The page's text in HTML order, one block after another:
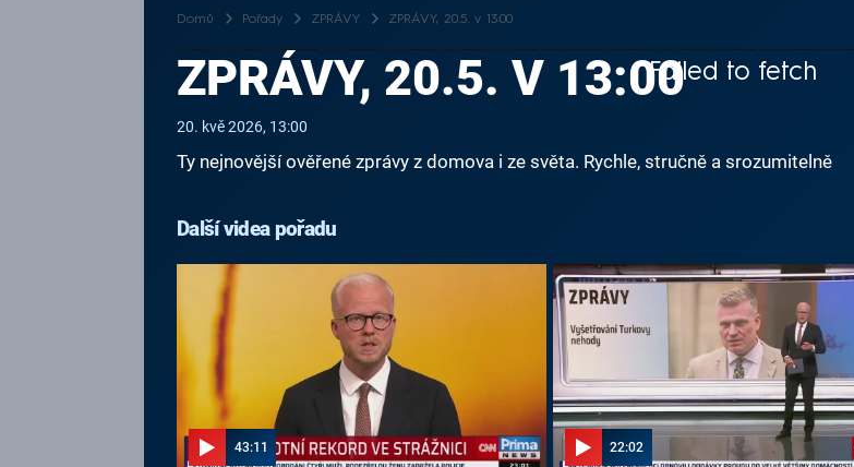
Domů Pořady ZPRÁVY ZPRÁVY, 20.5. v 13:00
Failed to fetch
ZPRÁVY, 20.5. V 13:00
20. kvě 2026, 13:00
Ty nejnovější ověřené zprávy z domova i ze světa. Rychle, stručně a srozumitelně
Další videa pořadu
43:11 22:02